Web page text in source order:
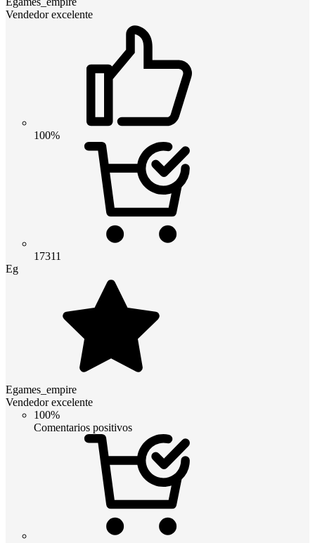
Vendedor excelente
100%
17311
Eg
Egames_empire
Vendedor excelente
100%
Comentarios positivos